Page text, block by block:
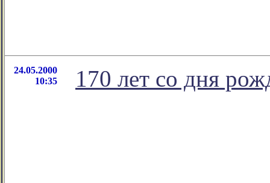
24.05.2000
10:35
170 лет со дня